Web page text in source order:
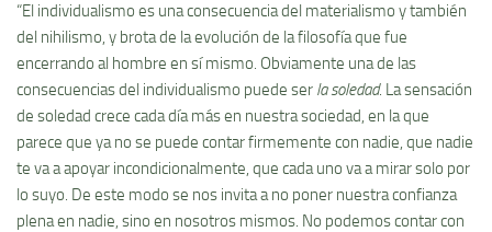
“El individualismo es una consecuencia del materialismo y también
del nihilismo, y brota de la evolución de la filosofía que fue
encerrando al hombre en sí mismo. Obviamente una de las
consecuencias del individualismo puede ser la soledad. La sensación
de soledad crece cada día más en nuestra sociedad, en la que
parece que ya no se puede contar firmemente con nadie, que nadie
te va a apoyar incondicionalmente, que cada uno va a mirar solo por
lo suyo. De este modo se nos invita a no poner nuestra confianza
plena en nadie, sino en nosotros mismos. No podemos contar con